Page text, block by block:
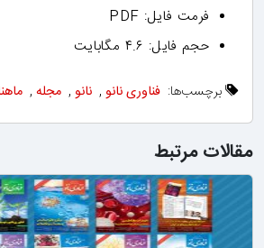
فرمت فایل: PDF
حجم فایل: ۴.۶ مگابایت
برچسب‌ها: فناوری نانو , نانو , مجله ,
مقالات مرتبط